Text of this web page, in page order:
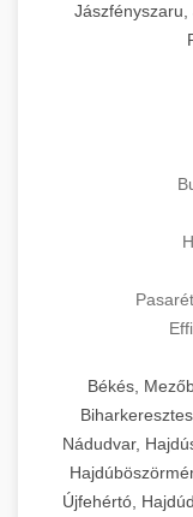
Jászfényszaru,
Békés,
Nádudvar,
Újfehértó,